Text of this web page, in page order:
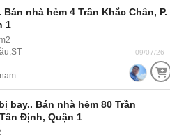
nhà hẻm 4 Trần Khắc Chân, P.
1
09/07/26
bay.. Bán nhà hẻm 80 Trần
Định, Quận 1